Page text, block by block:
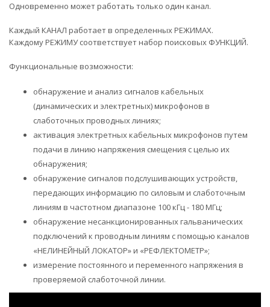
Одновременно может работать только один канал.
Каждый КАНАЛ работает в определенных РЕЖИМАХ.
Каждому РЕЖИМУ соответствует набор поисковых ФУНКЦИЙ.
Функциональные возможности:
обнаружение и анализ сигналов кабельных
(динамических и электретных) микрофонов в
слаботочных проводных линиях;
активация электретных кабельных микрофонов путем
подачи в линию напряжения смещения с целью их
обнаружения;
обнаружение сигналов подслушивающих устройств,
передающих информацию по силовым и слаботочным
линиям в частотном диапазоне 100 кГц - 180 МГц;
обнаружение несанкционированных гальванических
подключений к проводным линиям с помощью каналов
«НЕЛИНЕЙНЫЙ ЛОКАТОР» и «РЕФЛЕКТОМЕТР»;
измерение постоянного и переменного напряжения в
проверяемой слаботочной линии.